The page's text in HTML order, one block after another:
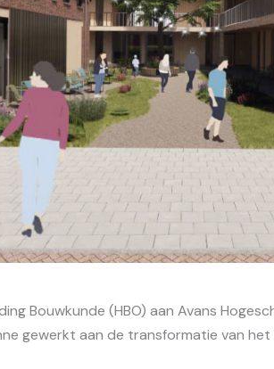
Bouwkunde (HBO) aan Avans
gewerkt aan de transformatie van het